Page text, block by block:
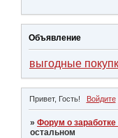
Объявление
выгодные
Привет, Гость! Войдите
»Форум о
остальном